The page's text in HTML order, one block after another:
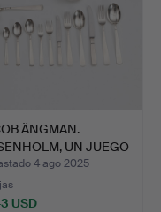
ÄNGMAN.
UN JUEGO
…
4 ago 2025
USD